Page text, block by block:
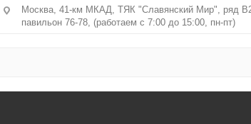
Москва, 41-км МКАД, ТЯК "Славянский Мир", ряд
павильон 76-78, (работаем с 7:00 до 15:00, пн-пт)